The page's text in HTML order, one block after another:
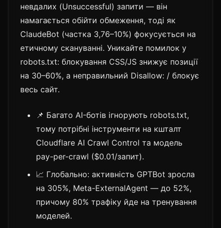
невдалих (Unsuccessful) запити — він
намагається обійти обмеження, тоді як
ClaudeBot (частка 3,76–10%) фокусується на
етичному скануванні. Уникайте помилок у
robots.txt: блокування CSS/JS знижує позиції
на 30–60%, а неправильний Disallow: / блокує
весь сайт.
📌 Багато AI-ботів ігнорують robots.txt,
тому потрібні інструменти на кшталт
Cloudflare AI Crawl Control та модель
pay-per-crawl ($0.01/запит).
📈 Глобально: активність GPTBot зросла
на 305%, Meta-ExternalAgent — до 52%,
причому 80% трафіку йде на тренування
моделей.